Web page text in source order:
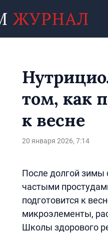
том, как
к весне
20 января 2026, 7:14
После долгой зимы
частыми
подготовится к
микроэлементы,
Школы здорового